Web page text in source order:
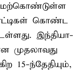
கொண்ட
இந்தியா-
முதலாவது
15-ந்தேதியும்,